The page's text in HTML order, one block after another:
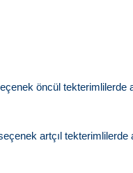
öncül tekterimlilerde
artçıl tekterimlilerde